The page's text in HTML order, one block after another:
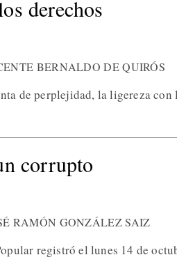
derechos
BERNALDO DE QUIRÓS
de perplejidad, la ligereza con
corrupto
RAMÓN GONZÁLEZ SAIZ
registró el lunes 14 de